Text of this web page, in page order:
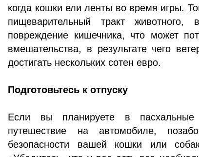
когда кошки ели ленты во время игры.
пищеварительный тракт животного,
повреждение кишечника, что может
вмешательства, в результате чего
достигать нескольких сотен евро.
Подготовьтесь к отпуску
Если вы планируете в пасхальные
путешествие на автомобиле,
безопасности вашей кошки или